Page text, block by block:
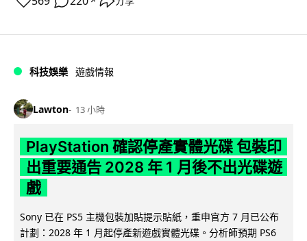
科技娛樂 遊戲情報
Lawton 13 小時
PlayStation 確認停產實體光碟 包裝印
出重要通告 2028 年 1 月後不出光碟遊
戲
Sony 已在 PS5 主機包裝加貼提示貼紙，重申官方 7 月已公布
計劃：2028 年 1 月起停產新遊戲實體光碟。分析師預期 PS6